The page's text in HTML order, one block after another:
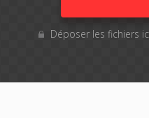
Déposer les fichiers